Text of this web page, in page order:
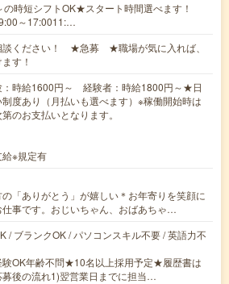
時短シフトOK★スタート時間選べます！
～17:0011:…
談ください！ ★急募 ★職場が気に入れば、
す！
：時給1600円～ 経験者：時給1800円～★日
度あり（月払いも選べます）※稼働開始時は
のお支払いとなります。
※規定有
の「ありがとう」が嬉しい＊お年寄りを笑顔に
事です。おじいちゃん、おばあちゃ…
/ ブランクOK / パソコンスキル不要 / 英語力不
験OK年齢不問★10名以上採用予定★履歴書は
後の流れ1)翌営業日までに担当…